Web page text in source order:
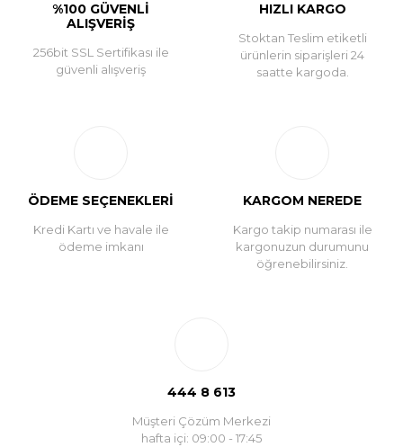
%100 GÜVENLİ
ALIŞVERİŞ
256bit SSL Sertifikası ile
güvenli alışveriş
HIZLI KARGO
Stoktan Teslim etiketli
ürünlerin siparişleri 24
saatte kargoda.
ÖDEME SEÇENEKLERİ
Kredi Kartı ve havale ile
ödeme imkanı
KARGOM NEREDE
Kargo takip numarası ile
kargonuzun durumunu
öğrenebilirsiniz.
444 8 613
Müşteri Çözüm Merkezi
hafta içi: 09:00 - 17:45